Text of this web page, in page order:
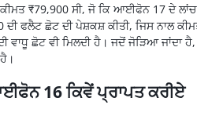
₹79,900 ਸੀ, ਜੋ ਕਿ ਆਈਫੋਨ17 ਦੇਲਾਂਚ
ਦੀਫਲੈਟਛੋਟ ਦੀਪੇਸ਼ਕਸ਼ਕੀਤੀ, ਜਿਸ ਨਾਲ
ਵਾਧੂ ਛੋਟ ਵੀ ਮਿਲਦੀ ਹੈ। ਜਦੋਂ ਜੋੜਿਆ ਜਾਂਦਾ ਹੈ,
16 ਕਿਵੇਂ ਪ੍ਰਾਪਤ ਕਰੀਏ